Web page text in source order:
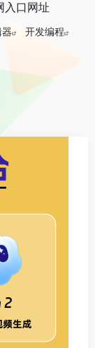
入口网址
开发编程
- 字节Trae即可编程又